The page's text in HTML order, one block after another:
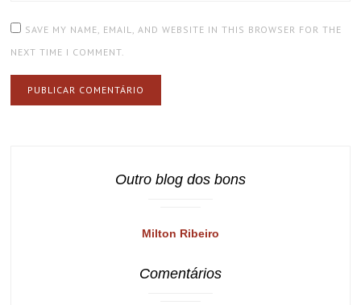
SAVE MY NAME, EMAIL, AND WEBSITE IN THIS BROWSER FOR THE
NEXT TIME I COMMENT.
Outro blog dos bons
Milton Ribeiro
Comentários